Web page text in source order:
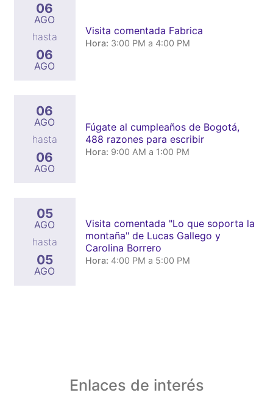
06
AGO
hasta
06
AGO
Visita comentada Fabrica
Hora: 3:00 PM a 4:00 PM
06
AGO
hasta
06
AGO
Fúgate al cumpleaños de Bogotá,
488 razones para escribir
Hora: 9:00 AM a 1:00 PM
05
AGO
hasta
05
AGO
Visita comentada "Lo que soporta la
montaña" de Lucas Gallego y
Carolina Borrero
Hora: 4:00 PM a 5:00 PM
Enlaces de interés